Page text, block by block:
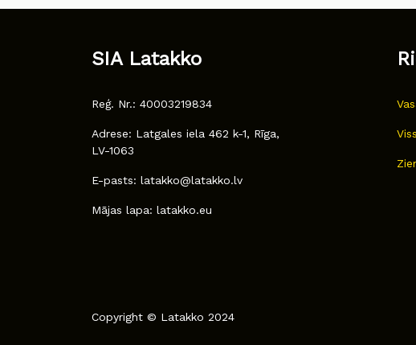
SIA Latakko
Reģ. Nr.: 40003219834
Adrese: Latgales iela 462 k-1, Rīga,
LV-1063
E-pasts: latakko@latakko.lv
Mājas lapa: latakko.eu
Copyright © Latakko 2024